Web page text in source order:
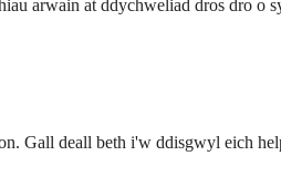
arwain at ddychweliad dros dro o
Gall deall beth i'w ddisgwyl eich